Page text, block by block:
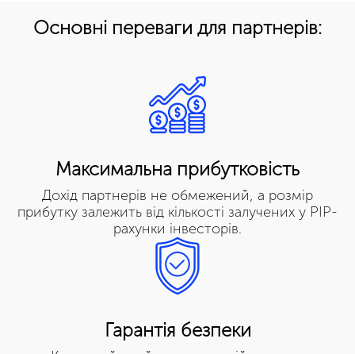
Основні переваги для партнерів:
Максимальна прибутковість
Дохід партнерів не обмежений, а розмір
прибутку залежить від кількості залучених у PIP-
рахунки інвесторів.
Гарантія безпеки